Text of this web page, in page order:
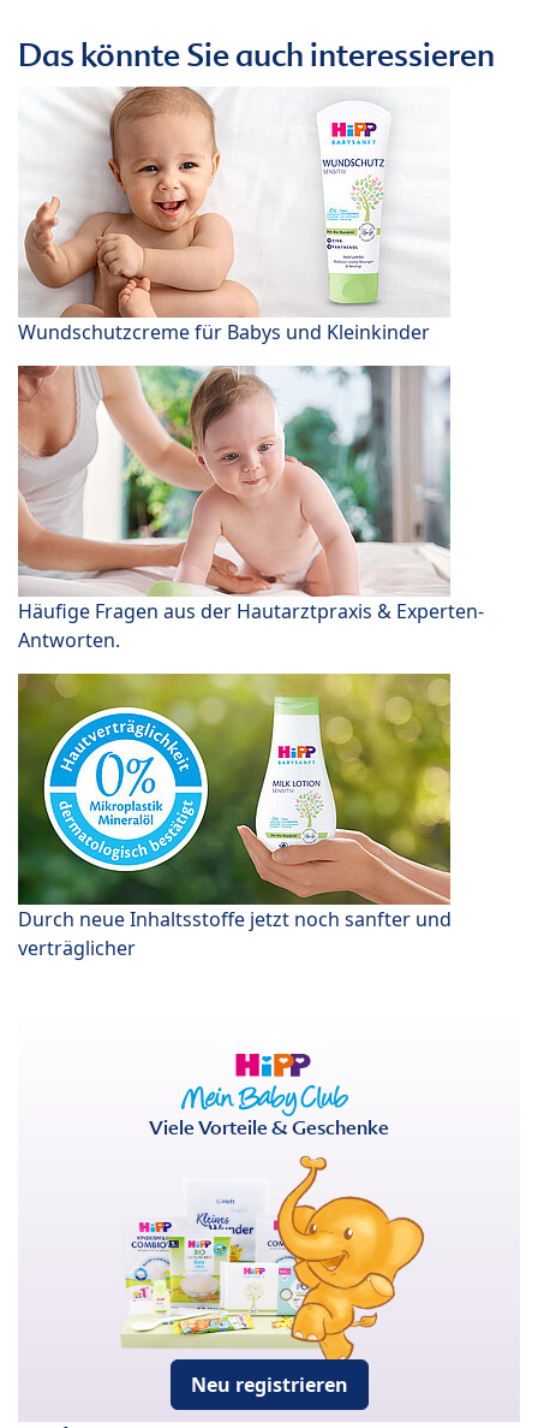
Das könnte Sie auch interessieren
Wundschutzcreme für Babys und Kleinkinder
Häufige Fragen aus der Hautarztpraxis & Experten-
Antworten.
Durch neue Inhaltsstoffe jetzt noch sanfter und
verträglicher
Viele Vorteile & Geschenke
Neu registrieren